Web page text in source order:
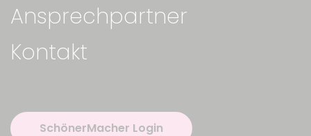
Ansprechpartner
Kontakt
SchönerMacher Login